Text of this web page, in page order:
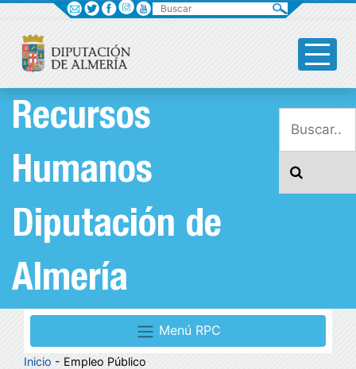
Buscar
Recursos
Humanos
Diputación de
Almería
Menú RPC
Inicio - Empleo Público